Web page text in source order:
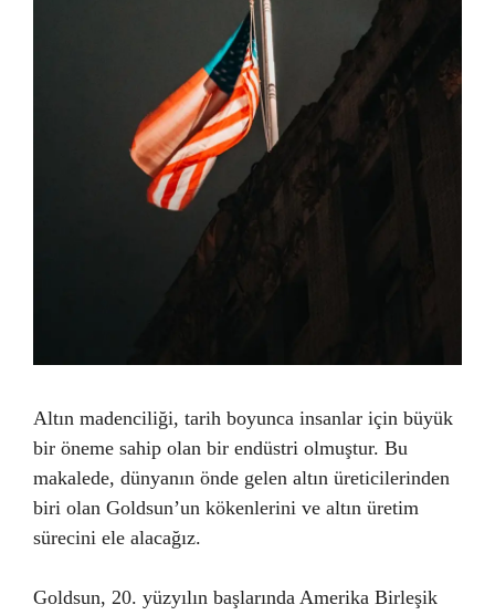
Altın madenciliği, tarih boyunca insanlar için büyük
bir öneme sahip olan bir endüstri olmuştur. Bu
makalede, dünyanın önde gelen altın üreticilerinden
biri olan Goldsun’un kökenlerini ve altın üretim
sürecini ele alacağız.
Goldsun, 20. yüzyılın başlarında Amerika Birleşik